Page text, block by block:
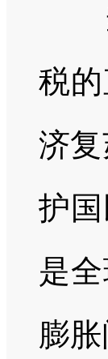
当
税
济
护
是
膨